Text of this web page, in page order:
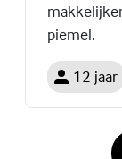
piemel.
12 jaar